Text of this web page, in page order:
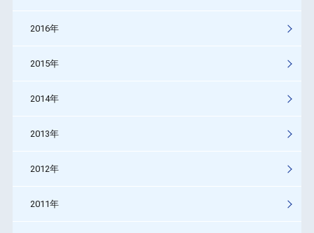
2016年
2015年
2014年
2013年
2012年
2011年